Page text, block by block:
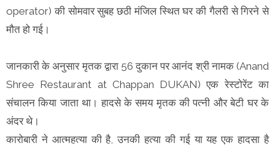
operator) की सोमवार सुबह छठी मंजिल स्थित घर की गैलरी से गिरने से
मौत हो गई।
जानकारी के अनुसार मृतक द्वारा 56 दुकान पर आनंद श्री नामक (Anand
Shree Restaurant at Chappan DUKAN) एक रेस्टोरेंट का
संचालन किया जाता था। हादसे के समय मृतक की पत्नी और बेटी घर के
अंदर थे।
कारोबारी ने आत्महत्या की है, उनकी हत्या की गई या यह एक हादसा है